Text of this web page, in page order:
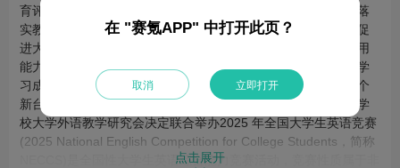
育评价改革总体方案》，配合教育部高等教育教学评估工作，落
实教育部关于高等院校英语教学改革和考试与评价改革精神，促
进大学各类英语教学改革的实施，全面提高大学生英语综合运用
能力，激发广大大学生学习英语的积极性，鼓励大学阶段英语学
习成绩优秀的大学生，推动全国大学各阶段英语教学质量上一个
新台阶，国际英语外语教师协会中国英语外语教师协会和高等学
校大学外语教学研究会决定联合举办2025 年全国大学生英语竞赛
(2025 National English Competition for College Students，简称
NECCS)是全国性大学生英语综合能力竞赛活动，竞赛性质属于非
点击展开
在 "赛氪APP" 中打开此页？
取消 立即打开